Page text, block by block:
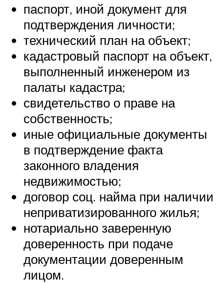
паспорт, иной документ для
подтверждения личности;
технический план на объект;
кадастровый паспорт на объект,
выполненный инженером из
палаты кадастра;
свидетельство о праве на
собственность;
иные официальные документы
в подтверждение факта
законного владения
недвижимостью;
договор соц. найма при наличии
неприватизированного жилья;
нотариально заверенную
доверенность при подаче
документации доверенным
лицом.